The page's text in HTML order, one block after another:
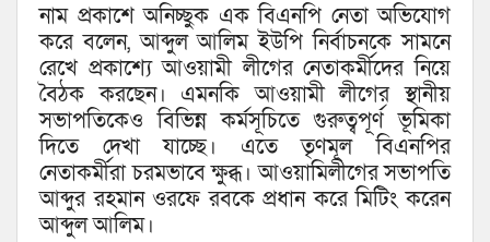
নাম প্রকাশে অনিচ্ছুক এক বিএনপি নেতা অভিযোগ
করে বলেন, আব্দুল আলিম ইউপি নির্বাচনকে সামনে
রেখে প্রকাশ্যে আওয়ামী লীগের নেতাকর্মীদের নিয়ে
বৈঠক করছেন। এমনকি আওয়ামী লীগের স্থানীয়
সভাপতিকেও বিভিন্ন কর্মসূচিতে গুরুত্বপূর্ণ ভূমিকা
দিতে দেখা যাচ্ছে। এতে তৃণমূল বিএনপির
নেতাকর্মীরা চরমভাবে ক্ষুব্ধ। আওয়ামিলীগের সভাপতি
আব্দুর রহমান ওরফে রবকে প্রধান করে মিটিং করেন
আব্দুল আলিম।